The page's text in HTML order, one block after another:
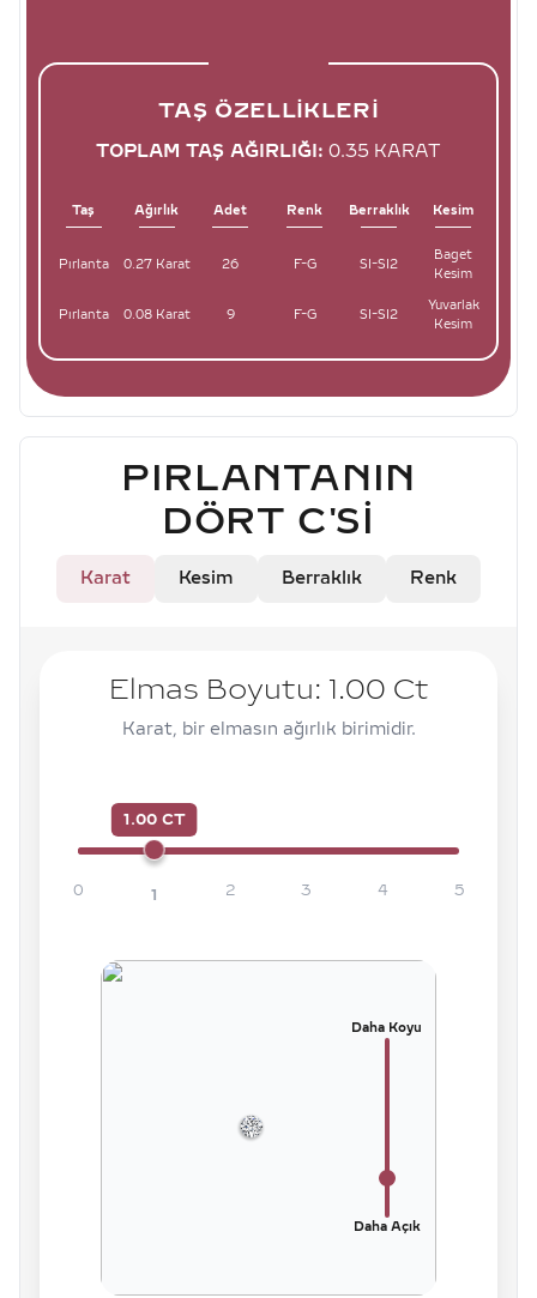
TAŞ ÖZELLIKLERI
TOPLAM TAŞ AĞIRLIĞI: 0.35 KARAT
Taş Ağırlık Adet Renk Berraklık Kesim
Pırlanta 0.27 Karat 26 F-G SI-SI2
Baget
Kesim
Pırlanta 0.08 Karat 9 F-G SI-SI2
Yuvarlak
Kesim
PIRLANTANIN
DÖRT C'SI
Karat Kesim Berraklık Renk
Elmas Boyutu: 1.00 Ct
Karat, bir elmasın ağırlık birimidir.
1.00 CT
0 1 2 3 4 5
Daha Koyu
Daha Açık